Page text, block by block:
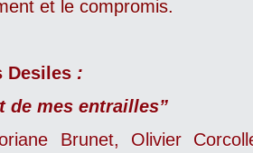
et le compromis.
Desiles :
de mes entrailles”
Brunet, Olivier